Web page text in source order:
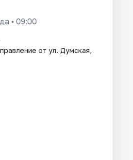
• 09:00
от ул. Думская,